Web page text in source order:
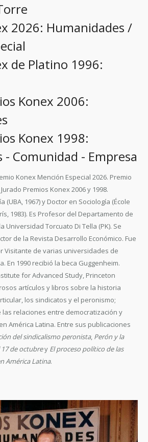
2026: Humanidades /
de Platino 1996:
Konex 2006:
Konex 1998:
Comunidad - Empresa
Konex Mención Especial 2026. Premio
Premios Konex 2006 y 1998.
(UBA, 1967) y Doctor en Sociología (École
1983). Es Profesor del Departamento de
Universidad Torcuato Di Tella (PK). Se
de la Revista Desarrollo Económico. Fue
Visitante de varias universidades de
En 1990 recibió la beca Guggenheim.
for Advanced Study, Princeton
artículos y libros sobre la historia
los sindicatos y el peronismo;
relaciones entre democratización y
América Latina. Entre sus publicaciones
del sindicalismo peronista, Perón y la
17 de octubrey El proceso político de las
América Latina.